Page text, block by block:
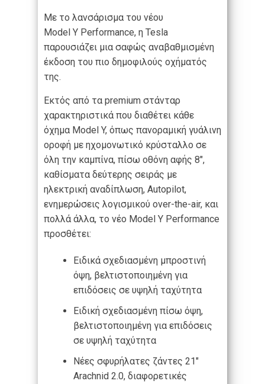
Με το λανσάρισμα του νέου
Model Y Performance, η Tesla
παρουσιάζει μια σαφώς αναβαθμισμένη
έκδοση του πιο δημοφιλούς οχήματός
της.
Εκτός από τα premium στάνταρ
χαρακτηριστικά που διαθέτει κάθε
όχημα Model Y, όπως πανοραμική γυάλινη
οροφή με ηχομονωτικό κρύσταλλο σε
όλη την καμπίνα, πίσω οθόνη αφής 8″,
καθίσματα δεύτερης σειράς με
ηλεκτρική αναδίπλωση, Autopilot,
ενημερώσεις λογισμικού over-the-air, και
πολλά άλλα, το νέο Model Y Performance
προσθέτει:
Ειδικά σχεδιασμένη μπροστινή
όψη, βελτιστοποιημένη για
επιδόσεις σε υψηλή ταχύτητα
Ειδική σχεδιασμένη πίσω όψη,
βελτιστοποιημένη για επιδόσεις
σε υψηλή ταχύτητα
Νέες σφυρήλατες ζάντες 21″
Arachnid 2.0, διαφορετικές